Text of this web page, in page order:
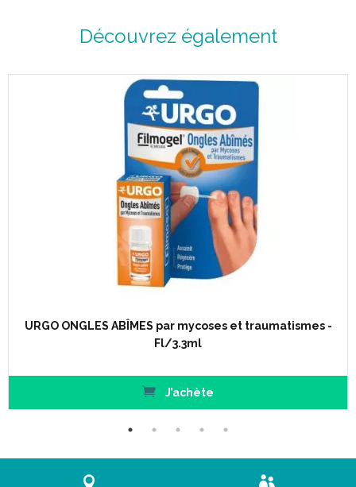
CALENDULA OFFICINALIS est un médicament homéopathique
ophtalmologie et en gynécologie.
En dermatologie : en cas d’acnés chez les adolescents,
d'eczémas, de nécroses cutanées ou de tâches rougeâtres.
En stomatologie : en cas d'abcès dentaire, de gingivites.
En ophtalmologie : en cas d’irritation oculaire.
En gynécologie : en cas d’oligoménorrhée ou de règles peu
abondantes qui n’est pas causée par la prise d’un contraceptif,
pour régulariser les cycles et de prévenir les douleurs utérines
spasmodiques qui surviennent pendant les règles, en cas de
Indications:
Posologie variable suivant la pathologie.
Découvrez également
URGO ONGLES ABÎMES par mycoses et traumatismes -
Fl/3.3ml
J’achète